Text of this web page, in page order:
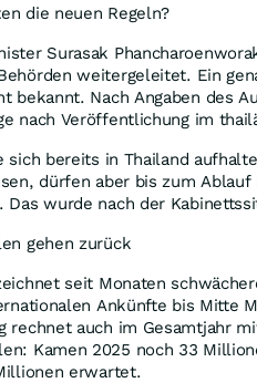
die neuen Regeln?
Surasak
weitergeleitet. Ein
bekannt. Nach Angaben des
nach Veröffentlichung im
sich bereits in Thailand
dürfen aber bis zum
Das wurde nach der
gehen zurück
seit Monaten
Ankünfte bis Mitte
rechnet auch im Gesamtjahr
Kamen 2025 noch 33
erwartet.